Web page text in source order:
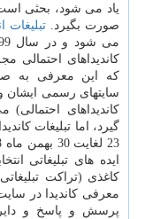
یاد می شود، بحثی
صورت بگیرد.تبلیغات
كاندیداهای احتمالی
که این معرفی به
سایتهای رسمی
کاندیداهای احتمالی)
گیرد، اما تبلیغات
ایده های تبلیغاتی
کاغذی (تراکت
معرفی کاندیدا در
پرسش و پاسخ و